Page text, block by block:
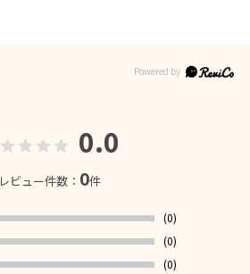
0.0
レビュー件数： 0件
(0)
(0)
(0)